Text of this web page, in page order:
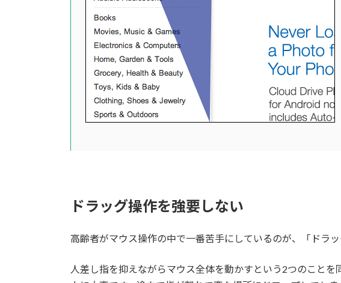
ドラッグ操作を強要しない
高齢者がマウス操作の中で一番苦手にしているのが、「ドラッ
人差し指を抑えながらマウス全体を動かすという2つのこと